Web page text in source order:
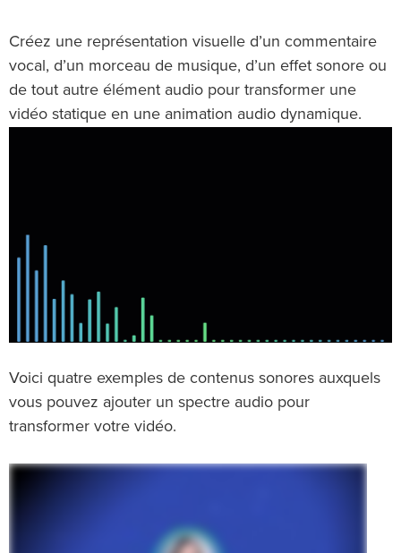
Créez une représentation visuelle d’un commentaire
vocal, d’un morceau de musique, d’un effet sonore ou
de tout autre élément audio pour transformer une
vidéo statique en une animation audio dynamique.
Voici quatre exemples de contenus sonores auxquels
vous pouvez ajouter un spectre audio pour
transformer votre vidéo.